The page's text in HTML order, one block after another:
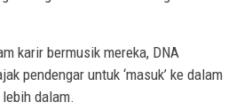
karir bermusik mereka, DNA
pendengar untuk ‘masuk’ ke dalam
dalam.